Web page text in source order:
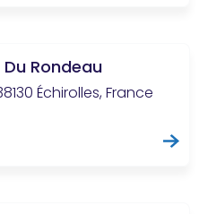
Rondeau
Échirolles, France